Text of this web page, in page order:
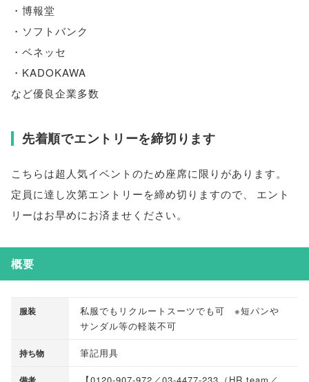
・博報堂
・ソフトバンク
・ベネッセ
・KADOKAWA
など優良企業多数
先着順でエントリーを締切ります
こちらは超人気イベントのため座席に限りがあります。
定員に達し次第エントリーを締め切りますので
エント
リーはお早めにお済ませください。
概要
服装
私服でもリクルートスーツでも可 ※短パンや
サンダル等の軽装不可
持ち物 筆記用具